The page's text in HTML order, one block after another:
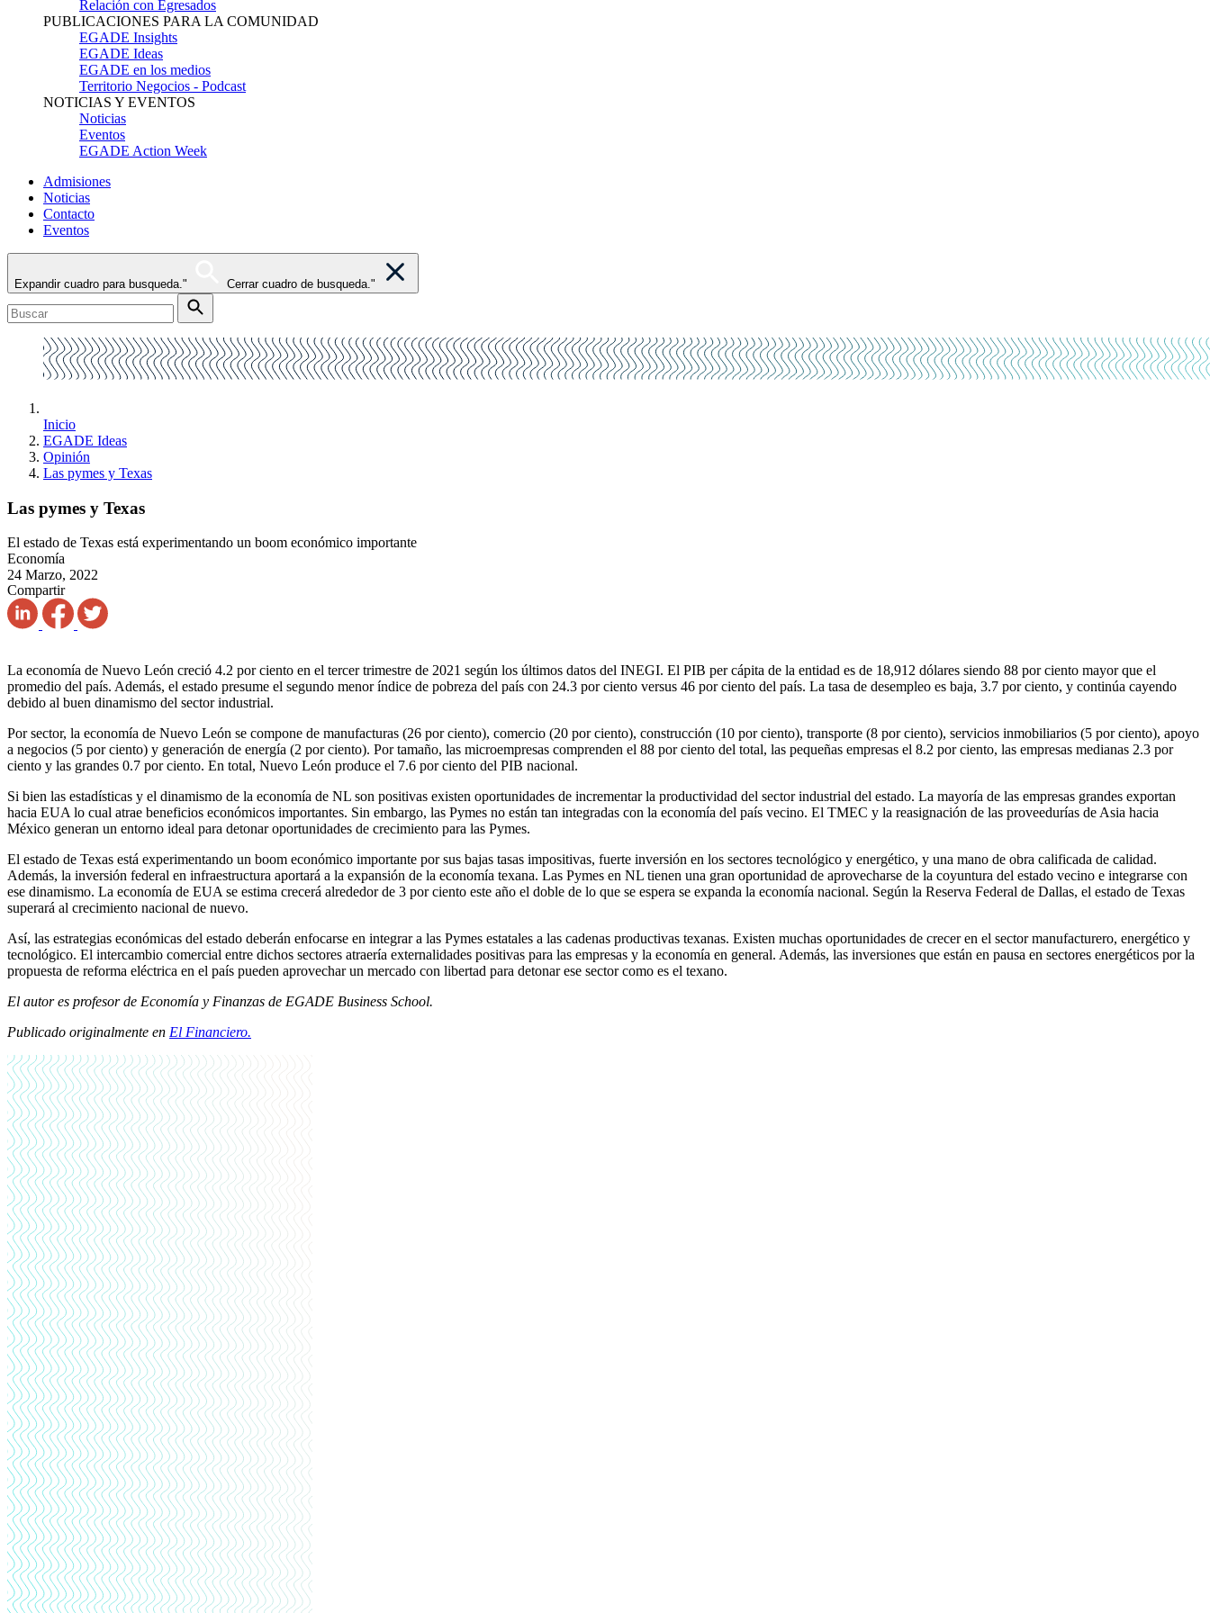
Relación con Egresados
PUBLICACIONES PARA LA COMUNIDAD
EGADE Insights
EGADE Ideas
EGADE en los medios
Territorio Negocios - Podcast
NOTICIAS Y EVENTOS
Noticias
Eventos
EGADE Action Week
Admisiones
Noticias
Contacto
Eventos
Expandir cuadro para busqueda." Cerrar cuadro de busqueda."
Inicio
EGADE Ideas
Opinión
Las pymes y Texas
Las pymes y Texas
El estado de Texas está experimentando un boom económico importante
Economía
24 Marzo, 2022
Compartir
La economía de Nuevo León creció 4.2 por ciento en el tercer trimestre de 2021 según los últimos datos del INEGI. El PIB per cápita de la entidad es de 18,912 dólares siendo 88 por ciento mayor que el
promedio del país. Además, el estado presume el segundo menor índice de pobreza del país con 24.3 por ciento versus 46 por ciento del país. La tasa de desempleo es baja, 3.7 por ciento, y continúa cayendo
debido al buen dinamismo del sector industrial.
Por sector, la economía de Nuevo León se compone de manufacturas (26 por ciento), comercio (20 por ciento), construcción (10 por ciento), transporte (8 por ciento), servicios inmobiliarios (5 por ciento), apoyo
a negocios (5 por ciento) y generación de energía (2 por ciento). Por tamaño, las microempresas comprenden el 88 por ciento del total, las pequeñas empresas el 8.2 por ciento, las empresas medianas 2.3 por
ciento y las grandes 0.7 por ciento. En total, Nuevo León produce el 7.6 por ciento del PIB nacional.
Si bien las estadísticas y el dinamismo de la economía de NL son positivas existen oportunidades de incrementar la productividad del sector industrial del estado. La mayoría de las empresas grandes exportan
hacia EUA lo cual atrae beneficios económicos importantes. Sin embargo, las Pymes no están tan integradas con la economía del país vecino. El TMEC y la reasignación de las proveedurías de Asia hacia
México generan un entorno ideal para detonar oportunidades de crecimiento para las Pymes.
El estado de Texas está experimentando un boom económico importante por sus bajas tasas impositivas, fuerte inversión en los sectores tecnológico y energético, y una mano de obra calificada de calidad.
Además, la inversión federal en infraestructura aportará a la expansión de la economía texana. Las Pymes en NL tienen una gran oportunidad de aprovecharse de la coyuntura del estado vecino e integrarse con
ese dinamismo. La economía de EUA se estima crecerá alrededor de 3 por ciento este año el doble de lo que se espera se expanda la economía nacional. Según la Reserva Federal de Dallas, el estado de Texas
superará al crecimiento nacional de nuevo.
Así, las estrategias económicas del estado deberán enfocarse en integrar a las Pymes estatales a las cadenas productivas texanas. Existen muchas oportunidades de crecer en el sector manufacturero, energético y
tecnológico. El intercambio comercial entre dichos sectores atraería externalidades positivas para las empresas y la economía en general. Además, las inversiones que están en pausa en sectores energéticos por la
propuesta de reforma eléctrica en el país pueden aprovechar un mercado con libertad para detonar ese sector como es el texano.
El autor es profesor de Economía y Finanzas de EGADE Business School.
Publicado originalmente en El Financiero.